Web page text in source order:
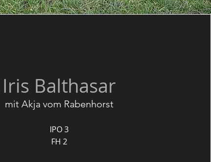
Iris Balthasar
mit Akja vom Rabenhorst
IPO 3
FH 2